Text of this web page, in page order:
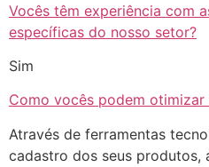
Vocês têm experiência com
específicas do nosso setor?
Sim
Como vocês podem otimizar
Através de ferramentas
cadastro dos seus produtos,